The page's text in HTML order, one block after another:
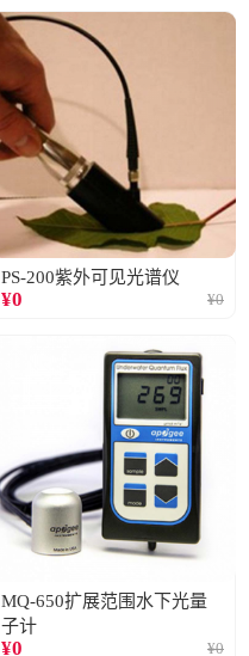
PS-200紫外可见光谱仪
¥0 ¥0
MQ-650扩展范围水下光量
子计
¥0 ¥0